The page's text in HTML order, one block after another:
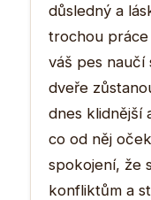
důsledný a
trochou
váš pes naučí
dveře
dnes klidnější
co od něj
spokojení, že
konfliktům a